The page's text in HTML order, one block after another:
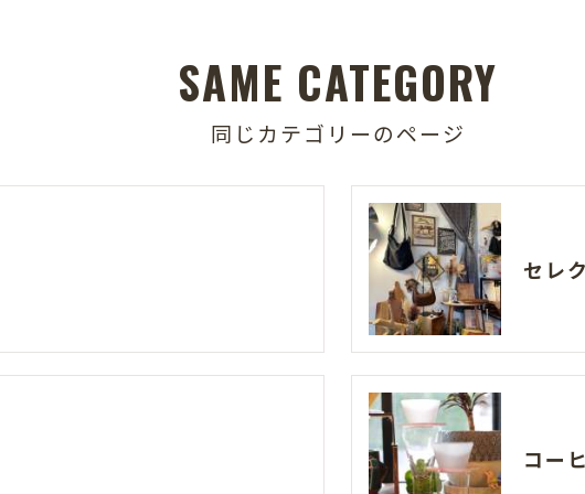
同じカテゴリーのページ
SAME CATEGORY
セレ
コー